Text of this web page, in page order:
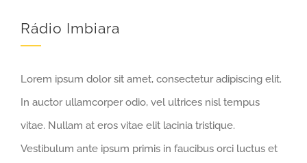
Rádio Imbiara
Lorem ipsum dolor sit amet, consectetur adipiscing elit.
In auctor ullamcorper odio, vel ultrices nisl tempus
vitae. Nullam at eros vitae elit lacinia tristique.
Vestibulum ante ipsum primis in faucibus orci luctus et